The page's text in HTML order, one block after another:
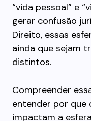
“vida pessoal” e
gerar confusão
Direito, essas
ainda que sejam
distintos.
Compreender
entender por que
impactam a